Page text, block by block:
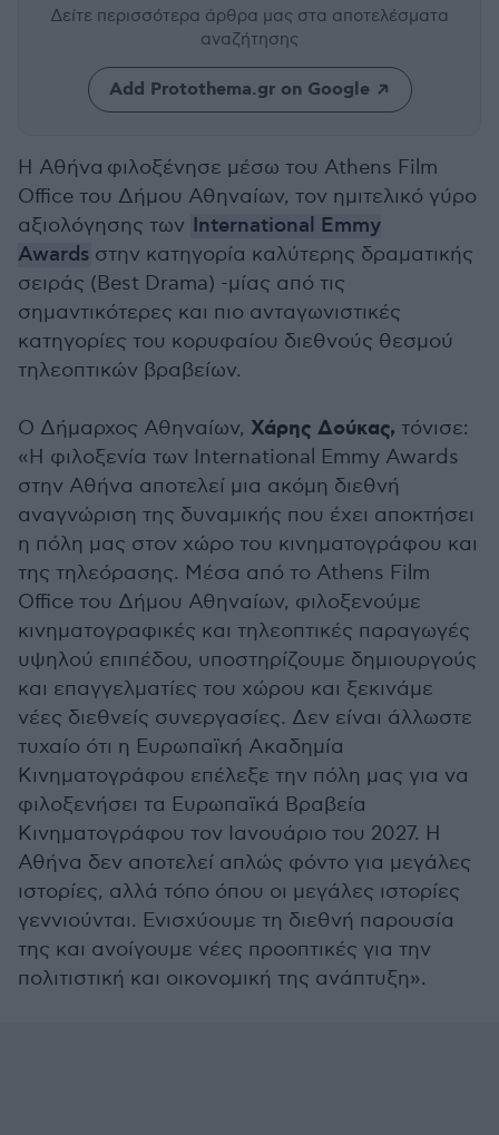
Δείτε περισσότερα άρθρα μας στα αποτελέσματα
αναζήτησης
Add Protothema.gr on Google
Η Αθήνα φιλοξένησε μέσω του Athens Film
Office του Δήμου Αθηναίων, τον ημιτελικό γύρο
αξιολόγησης των International Emmy
Awards στην κατηγορία καλύτερης δραματικής
σειράς (Best Drama) -μίας από τις
σημαντικότερες και πιο ανταγωνιστικές
κατηγορίες του κορυφαίου διεθνούς θεσμού
τηλεοπτικών βραβείων.
Ο Δήμαρχος Αθηναίων, Χάρης Δούκας, τόνισε:
«Η φιλοξενία των International Emmy Awards
στην Αθήνα αποτελεί μια ακόμη διεθνή
αναγνώριση της δυναμικής που έχει αποκτήσει
η πόλη μας στον χώρο του κινηματογράφου και
της τηλεόρασης. Μέσα από το Athens Film
Office του Δήμου Αθηναίων, φιλοξενούμε
κινηματογραφικές και τηλεοπτικές παραγωγές
υψηλού επιπέδου, υποστηρίζουμε δημιουργούς
και επαγγελματίες του χώρου και ξεκινάμε
νέες διεθνείς συνεργασίες. Δεν είναι άλλωστε
τυχαίο ότι η Ευρωπαϊκή Ακαδημία
Κινηματογράφου επέλεξε την πόλη μας για να
φιλοξενήσει τα Ευρωπαϊκά Βραβεία
Κινηματογράφου τον Ιανουάριο του 2027. Η
Αθήνα δεν αποτελεί απλώς φόντο για μεγάλες
ιστορίες, αλλά τόπο όπου οι μεγάλες ιστορίες
γεννιούνται. Ενισχύουμε τη διεθνή παρουσία
της και ανοίγουμε νέες προοπτικές για την
πολιτιστική και οικονομική της ανάπτυξη».